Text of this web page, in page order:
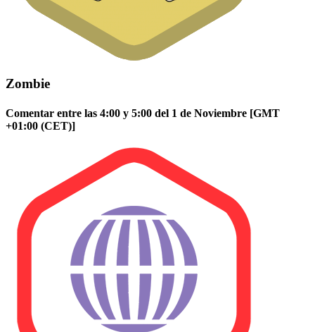
Zombie
Comentar entre las 4:00 y 5:00 del 1 de Noviembre [GMT
+01:00 (CET)]